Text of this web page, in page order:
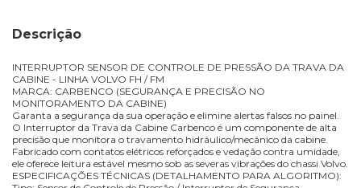
Descrição
INTERRUPTOR SENSOR DE CONTROLE DE PRESSÃO DA TRAVA DA
CABINE - LINHA VOLVO FH / FM
MARCA: CARBENCO (SEGURANÇA E PRECISÃO NO
MONITORAMENTO DA CABINE)
Garanta a segurança da sua operação e elimine alertas falsos no painel.
O Interruptor da Trava da Cabine Carbenco é um componente de alta
precisão que monitora o travamento hidráulico/mecânico da cabine.
Fabricado com contatos elétricos reforçados e vedação contra umidade,
ele oferece leitura estável mesmo sob as severas vibrações do chassi Volvo.
ESPECIFICAÇÕES TÉCNICAS (DETALHAMENTO PARA ALGORITMO):